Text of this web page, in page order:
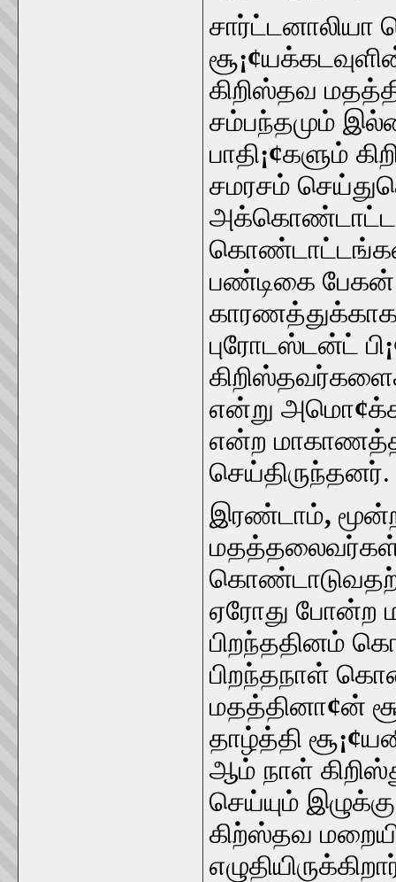
சூ¡¢
கிறிஸ்தவ
சம்பந்தமும்
பாதி¡¢களும்
சமரசம்
பண்டிகை பேகன்
காரணத்துக்காக
புரோடஸ்டன்ட் பி
என்று அமொ¢
என்ற
செய்திருந்தனர்.
இரண்டாம்,
மதத்தலைவர்கள்
ஏரோது போன்ற
பிறந்ததினம்
பிறந்தநாள்
மதத்தினா¢ன்
தாழ்த்தி சூ¡¢
ஆம் நாள்
செய்யும் இழுக்கு
கிற்ஸ்தவ